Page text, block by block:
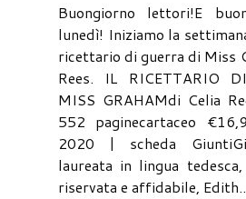
Buongiorno lettori!E
lunedì! Iniziamo la
ricettario di guerra di Miss
Rees. IL RICETTARIO
MISS GRAHAMdi Celia
552 paginecartaceo
2020 | scheda
laureata in lingua
riservata e affidabile,